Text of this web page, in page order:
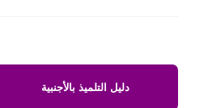
دليل التلميذ بالأجنبية